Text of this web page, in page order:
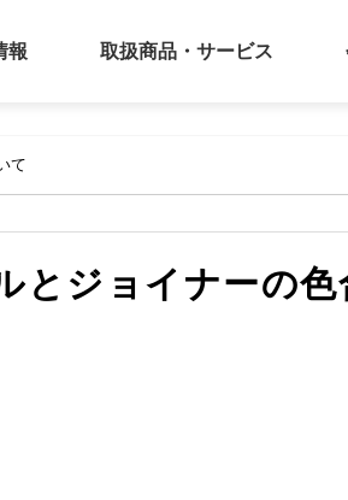
報 取扱商品・サービス
て
とジョイナーの色